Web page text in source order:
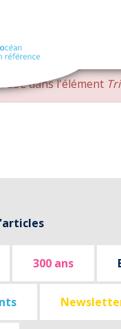
dans l'élément
300 ans